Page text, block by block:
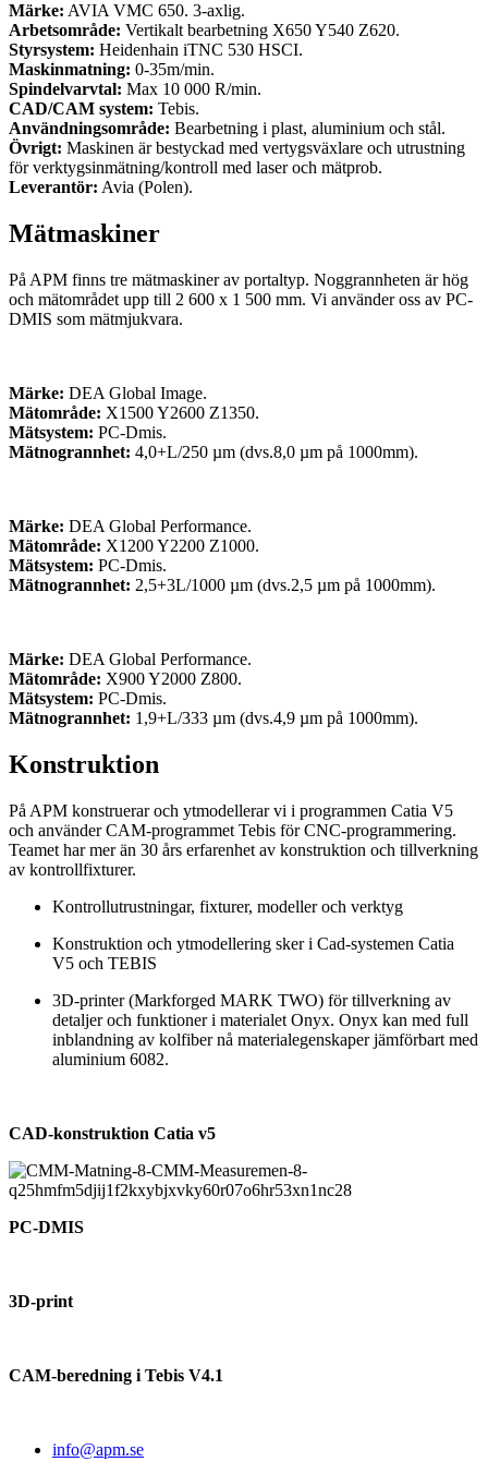
Märke: AVIA VMC 650. 3-axlig.
Arbetsområde: Vertikalt bearbetning X650 Y540 Z620.
Styrsystem: Heidenhain iTNC 530 HSCI.
Maskinmatning: 0-35m/min.
Spindelvarvtal: Max 10 000 R/min.
CAD/CAM system: Tebis.
Användningsområde: Bearbetning i plast, aluminium och stål.
Övrigt: Maskinen är bestyckad med vertygsväxlare och utrustning
för verktygsinmätning/kontroll med laser och mätprob.
Leverantör: Avia (Polen).
Mätmaskiner
På APM finns tre mätmaskiner av portaltyp. Noggrannheten är hög
och mätområdet upp till 2 600 x 1 500 mm. Vi använder oss av PC-
DMIS som mätmjukvara.
Märke: DEA Global Image.
Mätområde: X1500 Y2600 Z1350.
Mätsystem: PC-Dmis.
Mätnogrannhet: 4,0+L/250 µm (dvs.8,0 µm på 1000mm).
Märke: DEA Global Performance.
Mätområde: X1200 Y2200 Z1000.
Mätsystem: PC-Dmis.
Mätnogrannhet: 2,5+3L/1000 µm (dvs.2,5 µm på 1000mm).
Märke: DEA Global Performance.
Mätområde: X900 Y2000 Z800.
Mätsystem: PC-Dmis.
Mätnogrannhet: 1,9+L/333 µm (dvs.4,9 µm på 1000mm).
Konstruktion
På APM konstruerar och ytmodellerar vi i programmen Catia V5
och använder CAM-programmet Tebis för CNC-programmering.
Teamet har mer än 30 års erfarenhet av konstruktion och tillverkning
av kontrollfixturer.
Kontrollutrustningar, fixturer, modeller och verktyg
Konstruktion och ytmodellering sker i Cad-systemen Catia
V5 och TEBIS
3D-printer (Markforged MARK TWO) för tillverkning av
detaljer och funktioner i materialet Onyx. Onyx kan med full
inblandning av kolfiber nå materialegenskaper jämförbart med
aluminium 6082.
CAD-konstruktion Catia v5
PC-DMIS
3D-print
CAM-beredning i Tebis V4.1
info@apm.se